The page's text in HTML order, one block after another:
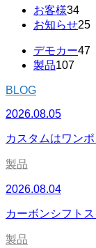
お客様34
お知らせ25
デモカー47
製品107
BLOG
2026.08.05
カスタムはワンポ
製品
2026.08.04
カーボンシフト
製品